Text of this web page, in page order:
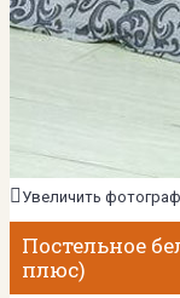
Увеличить
Постельное
плюс)